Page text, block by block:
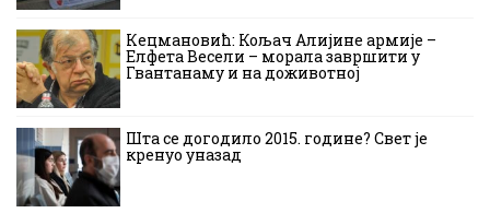
Кецмановић: Кољач Алијине армије –
Елфета Весели – морала завршити у
Гвантанаму и на доживотној
Шта се догодило 2015. године? Свет је
кренуо уназад